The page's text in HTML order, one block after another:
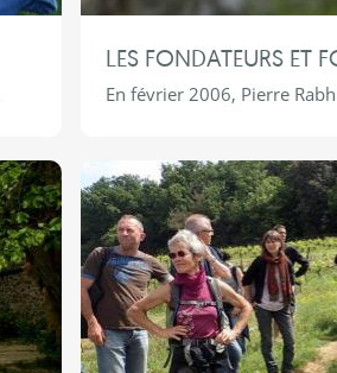
LES FONDATEURS ET
En février 2006, Pierre